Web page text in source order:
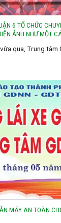
6 TỔ CHỨC
ẢNH NHƯ MỘT
Trung tâm
MÁY AN TOÀN